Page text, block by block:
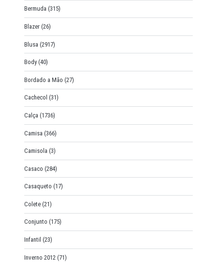
Bermuda (315)
Blazer (26)
Blusa (2917)
Body (40)
Bordado a Mão (27)
Cachecol (31)
Calça (1736)
Camisa (366)
Camisola (3)
Casaco (284)
Casaqueto (17)
Colete (21)
Conjunto (175)
Infantil (23)
Inverno 2012 (71)